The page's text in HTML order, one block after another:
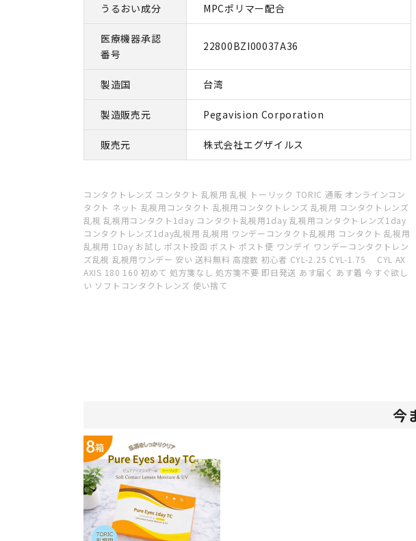
うるおい成分 MPCポリマー配合
医療機器承認
番号
22800BZI00037A36
製造国 台湾
製造販売元 Pegavision Corporation
販売元 株式会社エグザイルス
コンタクトレンズ コンタクト 乱視用 乱視 トーリック TORIC 通販 オンラインコン
タクト ネット 乱視用コンタクト 乱視用コンタクトレンズ 乱視用 コンタクトレンズ
乱視 乱視用コンタクト1day コンタクト乱視用1day 乱視用コンタクトレンズ1day
コンタクトレンズ1day乱視用 乱視用 ワンデーコンタクト乱視用 コンタクト 乱視用
乱視用 1Day お試し ポスト投函 ポスト ポスト便 ワンデイ ワンデーコンタクトレン
ズ乱視 乱視用ワンデー 安い 送料無料 高度数 初心者 CYL-2.25 CYL-1.75 CYL AX
AXIS 180 160 初めて 処方箋なし 処方箋不要 即日発送 あす届く あす着 今すぐ欲し
い ソフトコンタクトレンズ 使い捨て
今